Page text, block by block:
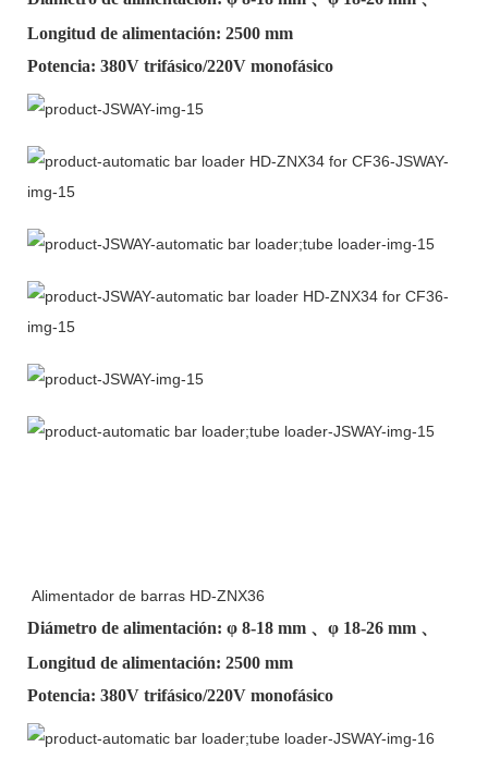
Longitud de alimentación: 2500 mm
Potencia: 380V trifásico/220V monofásico
Alimentador de barras HD-ZNX36
Diámetro de alimentación: φ 8-18 mm 、φ 18-26 mm 、
Longitud de alimentación: 2500 mm
Potencia: 380V trifásico/220V monofásico